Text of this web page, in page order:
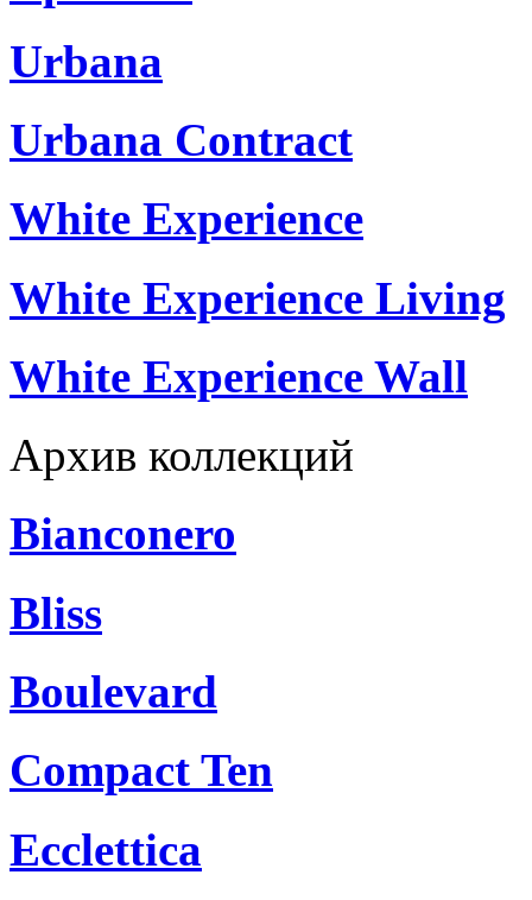
Urbana
Urbana Contract
White Experience
White Experience Living
White Experience Wall
Архив коллекций
Bianconero
Bliss
Boulevard
Compact Ten
Ecclettica